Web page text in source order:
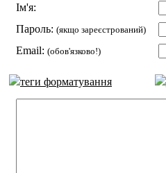
Ім'я:
Пароль: (якщо зареєстрований)
Email: (обов'язково!)
теги форматування